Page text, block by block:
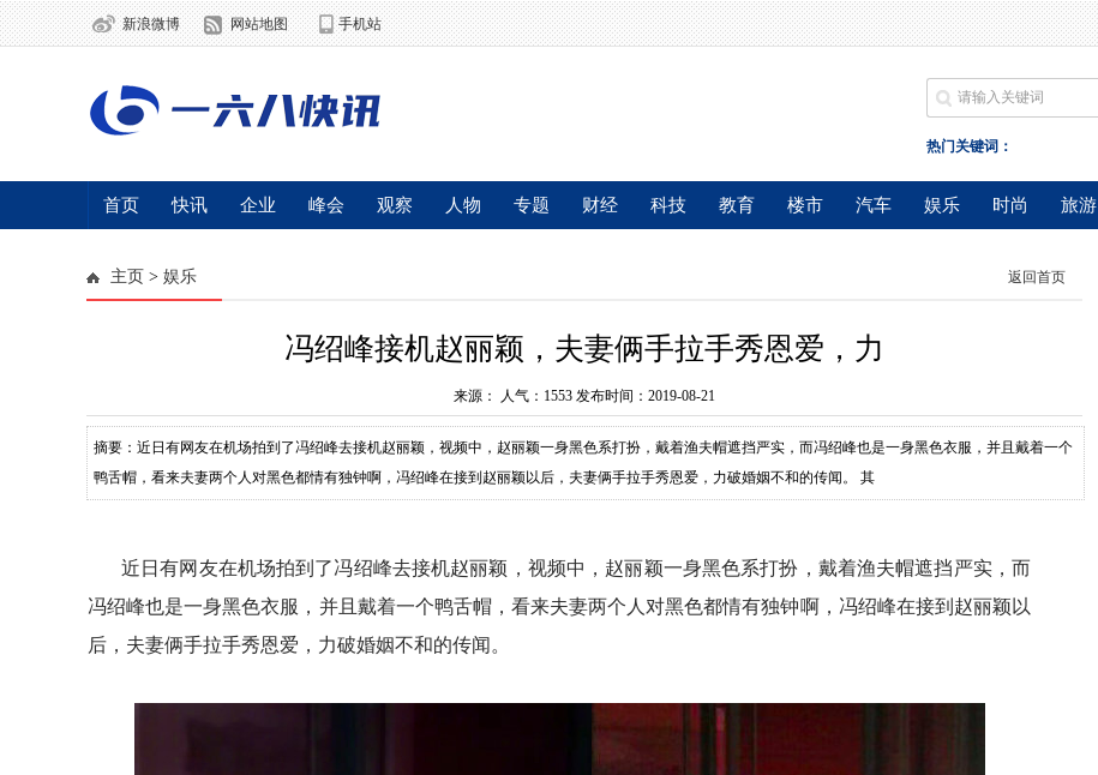
新浪微博 网站地图 手机站
热门关键词：
首页 快讯 企业 峰会 观察 人物 专题 财经 科技 教育 楼市 汽车 娱乐 时尚 旅游
主页 > 娱乐 返回首页
冯绍峰接机赵丽颖，夫妻俩手拉手秀恩爱，力
来源： 人气： 1553 发布时间：2019-08-21
摘要：近日有网友在机场拍到了冯绍峰去接机赵丽颖，视频中，赵丽颖一身黑色系打扮，戴着渔夫帽遮挡严实，而冯绍峰也是一身黑色衣服，并且戴着一个
鸭舌帽，看来夫妻两个人对黑色都情有独钟啊，冯绍峰在接到赵丽颖以后，夫妻俩手拉手秀恩爱，力破婚姻不和的传闻。 其
近日有网友在机场拍到了冯绍峰去接机赵丽颖，视频中，赵丽颖一身黑色系打扮，戴着渔夫帽遮挡严实，而
冯绍峰也是一身黑色衣服，并且戴着一个鸭舌帽，看来夫妻两个人对黑色都情有独钟啊，冯绍峰在接到赵丽颖以
后，夫妻俩手拉手秀恩爱，力破婚姻不和的传闻。